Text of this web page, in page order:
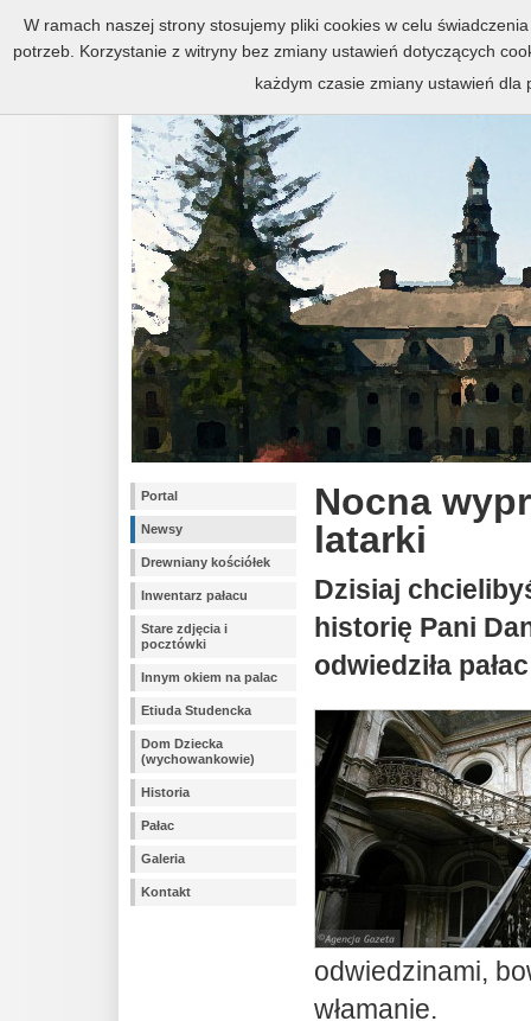
Zespół pałacowo-parkowy w
Portal
Newsy
Drewniany kościółek
Inwentarz pałacu
Stare zdjęcia i
pocztówki
Innym okiem na palac
Etiuda Studencka
Dom Dziecka
(wychowankowie)
Historia
Pałac
Galeria
Kontakt
Nocna
latarki
Dzisiaj
historię Pani
odwiedziła
odwiedzinami,
włamanie.
W ramach naszej strony stosujemy pliki cookies w celu
potrzeb. Korzystanie z witryny bez zmiany ustawień dotyczących
każdym czasie zmiany ustawień dla